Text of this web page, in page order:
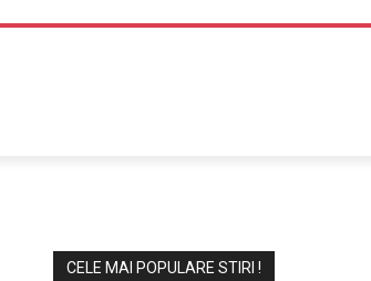
CELE MAI POPULARE STIRI !